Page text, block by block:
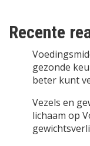
Recente
gezonde
beter kunt
Vezels en
lichaam op